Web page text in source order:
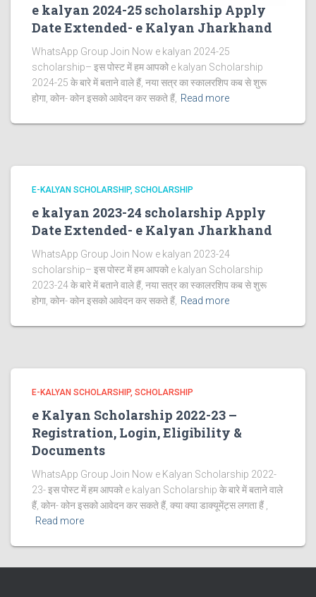
e kalyan 2024-25 scholarship Apply
Date Extended- e Kalyan Jharkhand
WhatsApp Group Join Now e kalyan 2024-25
scholarship– इस पोस्ट में हम आपको e kalyan Scholarship
2024-25 के बारे में बताने वाले हैं, नया सत्र का स्कालरशिप कब से शुरू
होगा, कोन- कोन इसको आवेदन कर सकते हैं, Read more
E-KALYAN SCHOLARSHIP SCHOLARSHIP
e kalyan 2023-24 scholarship Apply
Date Extended- e Kalyan Jharkhand
WhatsApp Group Join Now e kalyan 2023-24
scholarship– इस पोस्ट में हम आपको e kalyan Scholarship
2023-24 के बारे में बताने वाले हैं, नया सत्र का स्कालरशिप कब से शुरू
होगा, कोन- कोन इसको आवेदन कर सकते हैं, Read more
E-KALYAN SCHOLARSHIP SCHOLARSHIP
e Kalyan Scholarship 2022-23 –
Registration, Login, Eligibility &
Documents
WhatsApp Group Join Now e Kalyan Scholarship 2022-
23- इस पोस्ट में हम आपको e kalyan Scholarship के बारे में बताने वाले
हैं, कोन- कोन इसको आवेदन कर सकते हैं, क्या क्या डाक्यूमेंट्स लगता हैं ,
Read more